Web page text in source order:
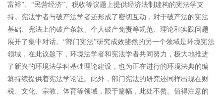
富裕” “民营经济” 、税收等议题上提供经济法制建构的宪法学支
持。 宪法学者与破产法学者还形成了密切互动，对于破产法的宪法
基础、宪法上的破产条款、个人破产免责等规范、理论和实践问题
展开了集中对话。 “部门宪法”研究成效斐然的另一个领域是环境宪法
领域，在此议题下，环境法学者和宪法学者共同努力，极大地推进
了新兴的环境法学科基础理论建设，也为正在进行的环境法典的编
纂持续提供着宪法学论证。 此外，部门宪法的研究还同样出现在财
税、文化、宗教、体育等领域，限于篇幅，此处不赘。值得注意的